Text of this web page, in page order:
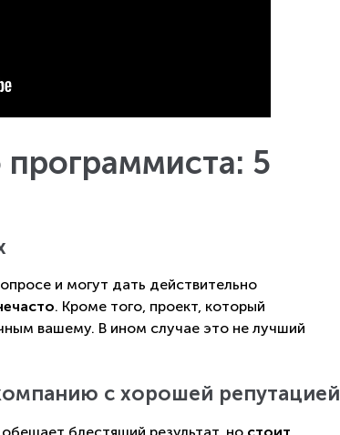
программиста: 5
и могут дать действительно
. Кроме того, проект, который
вашему. В ином случае это не лучший
с хорошей репутацией
блестящий результат, но стоит